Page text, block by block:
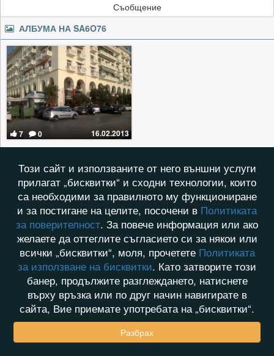
Съобщение
АЛБУМА НА SA6O76
7 0 16.02.2013
Този сайт и използваните от него външни услуги
прилагат „бисквитки“ и сходни технологии, които
са необходими за правилното му функциониране
и за постигане на целите, посочени в Политиката
за поверителност. За повече информация или ако
желаете да оттеглите съгласието си за някои или
всички „бисквитки“, моля, прочетете Политиката
за използване на бисквитки. Като затворите този
банер, продължите разглеждането, натиснете
върху връзка или по друг начин навигирате в
сайта, Вие приемате употребата на „бисквитки“.
Разбрах